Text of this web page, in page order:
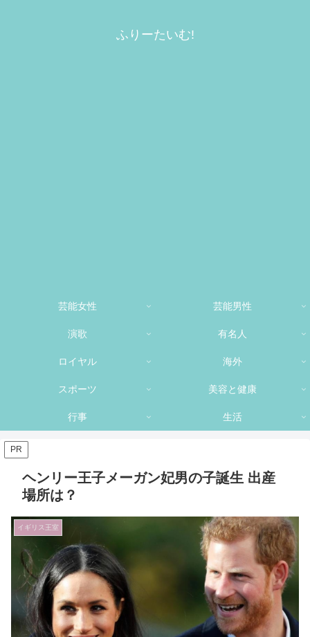
ふりーたいむ!
芸能女性 芸能男性
演歌 有名人
ロイヤル 海外
スポーツ 美容と健康
行事 生活
PR
ヘンリー王子メーガン妃男の子誕生 出産
場所は？
イギリス王室